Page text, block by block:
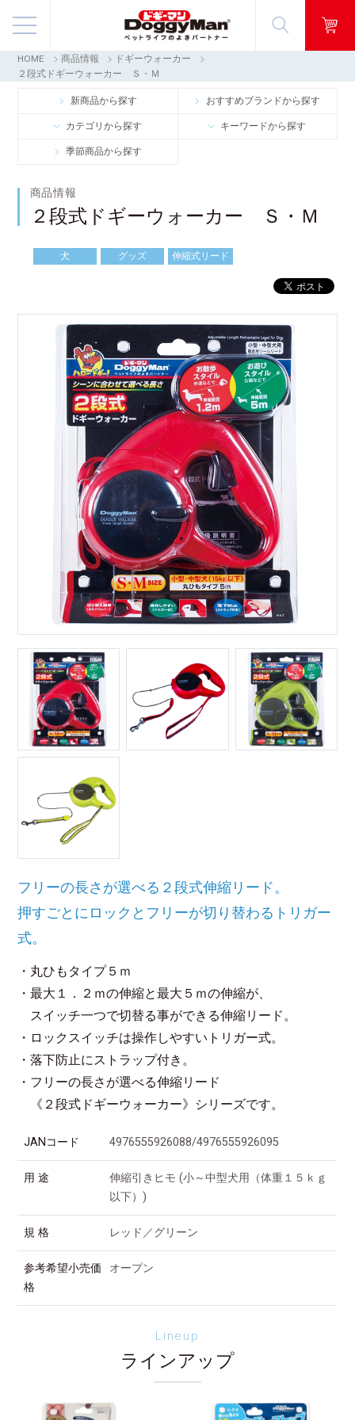
商品情報
映像ギャラリー
知る・楽しむ
お客様窓口・Q＆A
サイトマップ English
HOME 商品情報
ドギーウォーカー
２段式ドギーウォーカー Ｓ・Ｍ
新商品から探す おすすめブランドから探す
カテゴリから探す キーワードから探す
季節商品から探す
商品情報
２段式ドギーウォーカー Ｓ・Ｍ
犬 グッズ 伸縮式リード
フリーの長さが選べる２段式伸縮リード。
押すごとにロックとフリーが切り替わるトリガー
式。
・丸ひもタイプ５ｍ
・最大１．２ｍの伸縮と最大５ｍの伸縮が、
スイッチ一つで切替る事ができる伸縮リード。
・ロックスイッチは操作しやすいトリガー式。
・落下防止にストラップ付き。
・フリーの長さが選べる伸縮リード
《２段式ドギーウォーカー》シリーズです。
JANコード 4976555926088/4976555926095
用 途
伸縮引きヒモ (小～中型犬用（体重１５ｋｇ
以下）)
規 格 レッド／グリーン
参考希望小売価
格
オープン
Lineup
ラインアップ